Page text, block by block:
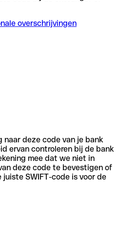
overschrijvingen
naar deze code van je bank
ervan controleren bij de bank
mee dat we niet in
deze code te bevestigen of
SWIFT-code is voor de